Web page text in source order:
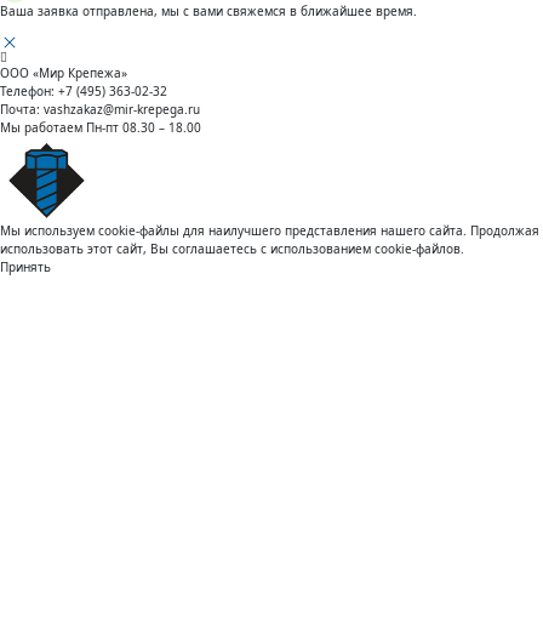
Ваша заявка отправлена, мы с вами свяжемся в ближайшее время.
ООО «Мир Крепежа»
Телефон: +7 (495) 363-02-32
Почта: vashzakaz@mir-krepega.ru
Мы работаем Пн-пт 08.30 – 18.00
Мы используем cookie-файлы для наилучшего представления нашего сайта. Продолжая
использовать этот сайт, Вы соглашаетесь с использованием cookie-файлов.
Принять